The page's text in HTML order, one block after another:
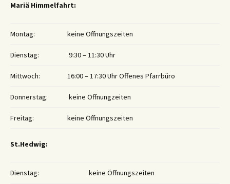
Mariä Himmelfahrt:
Montag: keine Öffnungszeiten
Dienstag: 9:30 – 11:30 Uhr
Mittwoch: 16:00 – 17:30 Uhr Offenes Pfarrbüro
Donnerstag: keine Öffnungzeiten
Freitag: keine Öffnungszeiten
St.Hedwig:
Dienstag: keine Öffnungszeiten